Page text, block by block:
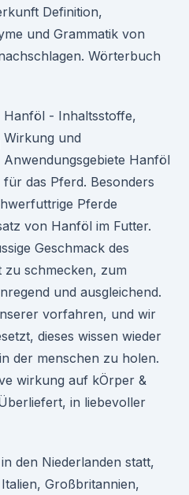
Definition,
und Grammatik von
Wörterbuch
Hanföl - Inhaltsstoffe,
Wirkung und
Anwendungsgebiete Hanföl
für das Pferd. Besonders
Pferde
von Hanföl im Futter.
Geschmack des
schmecken, zum
und ausgleichend.
vorfahren, und wir
dieses wissen wieder
der menschen zu holen.
wirkung auf kÖrper &
in liebevoller
den Niederlanden statt,
Großbritannien,